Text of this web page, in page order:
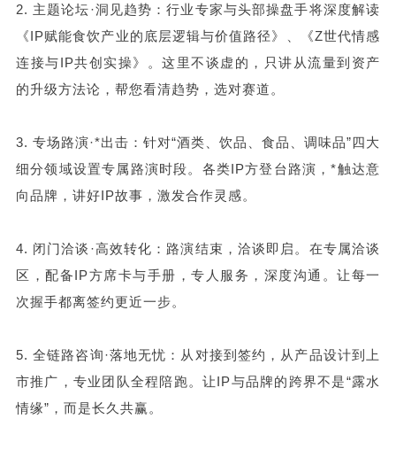
2. 主题论坛·洞见趋势：行业专家与头部操盘手将深度解读
《IP赋能食饮产业的底层逻辑与价值路径》、《Z世代情感
连接与IP共创实操》。这里不谈虚的，只讲从流量到资产
的升级方法论，帮您看清趋势，选对赛道。
3. 专场路演·*出击：针对“酒类、饮品、食品、调味品”四大
细分领域设置专属路演时段。各类IP方登台路演，*触达意
向品牌，讲好IP故事，激发合作灵感。
4. 闭门洽谈·高效转化：路演结束，洽谈即启。在专属洽谈
区，配备IP方席卡与手册，专人服务，深度沟通。让每一
次握手都离签约更近一步。
5. 全链路咨询·落地无忧：从对接到签约，从产品设计到上
市推广，专业团队全程陪跑。让IP与品牌的跨界不是“露水
情缘”，而是长久共赢。